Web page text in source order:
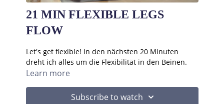
21 MIN FLEXIBLE LEGS
FLOW
Let's get flexible! In den nächsten 20 Minuten
dreht ich alles um die Flexibilität in den Beinen.
Learn more
Subscribe to watch